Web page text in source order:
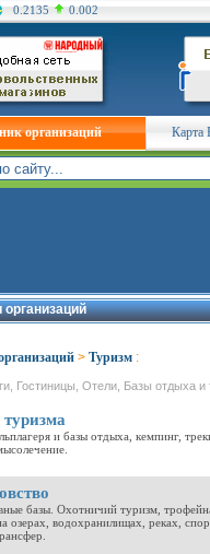
0.2135 0.002
организаций Карта
> Туризм :
Гостиницы, Отели, Базы отдыха
и базы отдыха, кемпинг,
базы. Охотничий туризм,
озерах, водохранилищах, реках,